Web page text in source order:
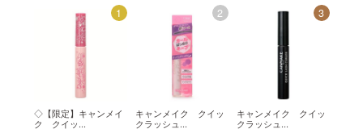
ビューティジャーナルから探す
1
◇【限定】キャンメイ
ク クイッ...
2
キャンメイク クイッ
クラッシュ...
3
キャンメイク クイッ
クラッシュ...